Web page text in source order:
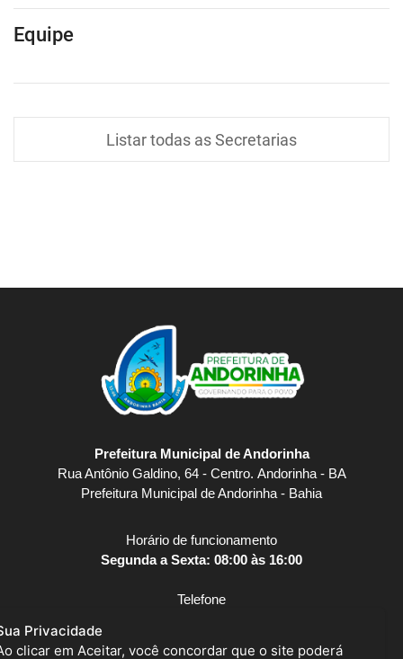
Equipe
Listar todas as Secretarias
Prefeitura Municipal de Andorinha
Rua Antônio Galdino, 64 - Centro. Andorinha - BA
Prefeitura Municipal de Andorinha - Bahia
Horário de funcionamento
Segunda a Sexta: 08:00 às 16:00
Telefone
Privacidade
clicar em Aceitar, você concordar que o site poderá